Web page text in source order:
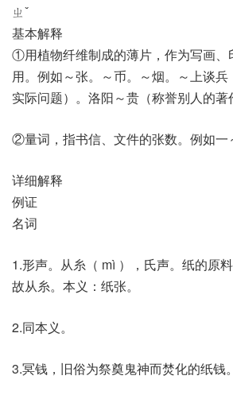
ㄓˇ
基本解释
①用植物纤维制成的薄片，作为写画、
用。例如～张。～币。～烟。～上谈
实际问题）。洛阳～贵（称誉别人的著
②量词，指书信、文件的张数。例如一
详细解释
例证
名词
1.形声。从糸（ mì ），氏声。纸的原
故从糸。本义：纸张。
2.同本义。
3.冥钱，旧俗为祭奠鬼神而焚化的纸钱。